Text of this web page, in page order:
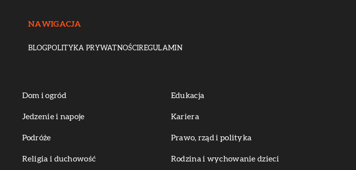
NAWIGACJA
BLOGPOLITYKA PRYWATNOŚCIREGULAMIN
Dom i ogród Edukacja
Jedzenie i napoje Kariera
Podróże Prawo, rząd i polityka
Religia i duchowość Rodzina i wychowanie dzieci